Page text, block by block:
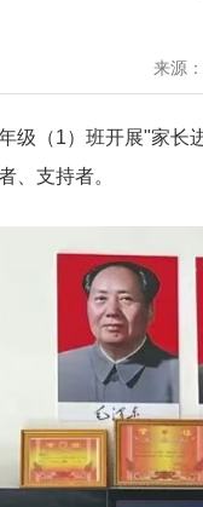
来源
级（1）班开展"家
、支持者。